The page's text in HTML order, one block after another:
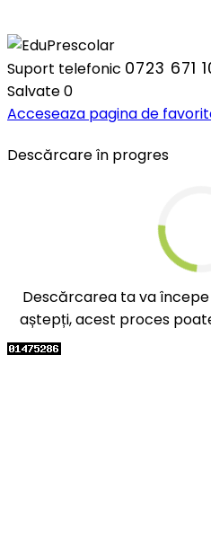
Suport telefonic 0723 671
Salvate0
Acceseaza pagina de
Descărcare în progres
Descărcarea ta va începe
aștepți, acest proces